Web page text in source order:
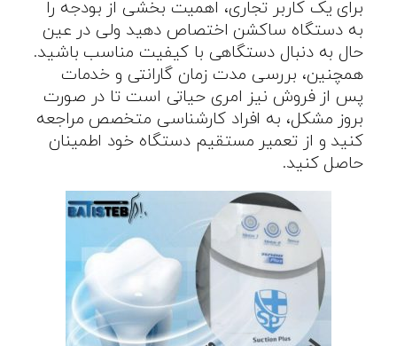
برای یک کاربر تجاری، اهمیت بخشی از بودجه را
به دستگاه ساکشن اختصاص دهید ولی در عین
حال به دنبال دستگاهی با کیفیت مناسب باشید.
همچنین، بررسی مدت زمان گارانتی و خدمات
پس از فروش نیز امری حیاتی است تا در صورت
بروز مشکل، به افراد کارشناسی متخصص مراجعه
کنید و از تعمیر مستقیم دستگاه خود اطمینان
حاصل کنید.